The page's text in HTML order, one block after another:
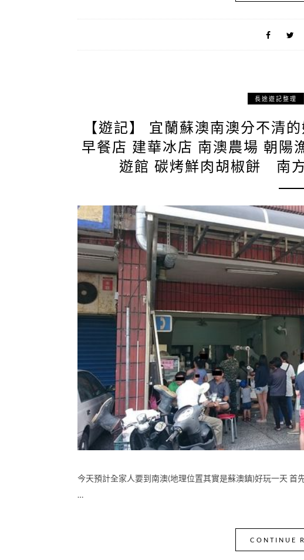
長途遊記整理
【遊記】 宜蘭蘇澳南澳分不清
早餐店 建華冰店 南澳農場 朝陽
遊館 碳烤鮮肉胡椒餅 南
今天預計全家人要到南澳(地理位置其實是蘇澳鎮)好玩一天
…
CONTINUE